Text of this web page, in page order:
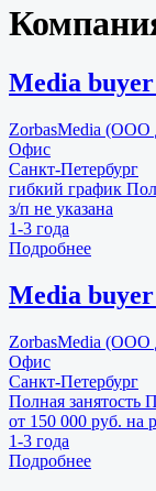
Media
ZorbasMedia (ООО
Офис
Санкт-Петербург
гибкий график
з/п не указана
1-3 года
Подробнее
Media
ZorbasMedia (ООО
Офис
Санкт-Петербург
Полная занятость
от 150 000 руб. на
1-3 года
Подробнее